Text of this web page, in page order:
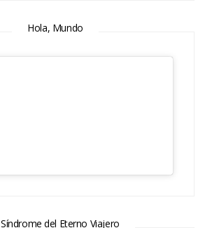
Hola, Mundo
Síndrome del Eterno Viajero